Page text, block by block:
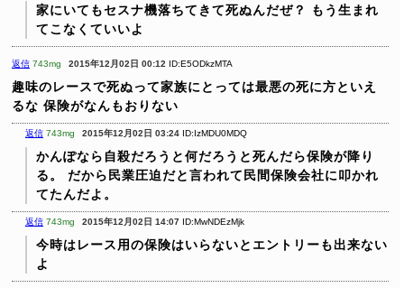
家にいてもセスナ機落ちてきて死ぬんだぜ？
もう生まれ
てこなくていいよ
返信 743mg 2015年12月02日 00:12 ID:E5ODkzMTA
趣味のレースで死ぬって家族にとっては最悪の死に方といえ
るな 保険がなんもおりない
返信 743mg 2015年12月02日 03:24 ID:IzMDU0MDQ
かんぽなら自殺だろうと何だろうと死んだら保険が降り
る。
だから民業圧迫だと言われて民間保険会社に叩かれ
てたんだよ。
返信 743mg 2015年12月02日 14:07 ID:MwNDEzMjk
今時はレース用の保険はいらないとエントリーも出来ない
よ